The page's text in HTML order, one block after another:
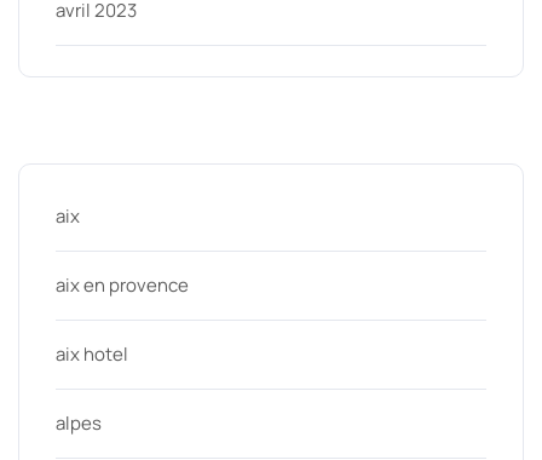
avril 2023
aix
aix en provence
aix hotel
alpes